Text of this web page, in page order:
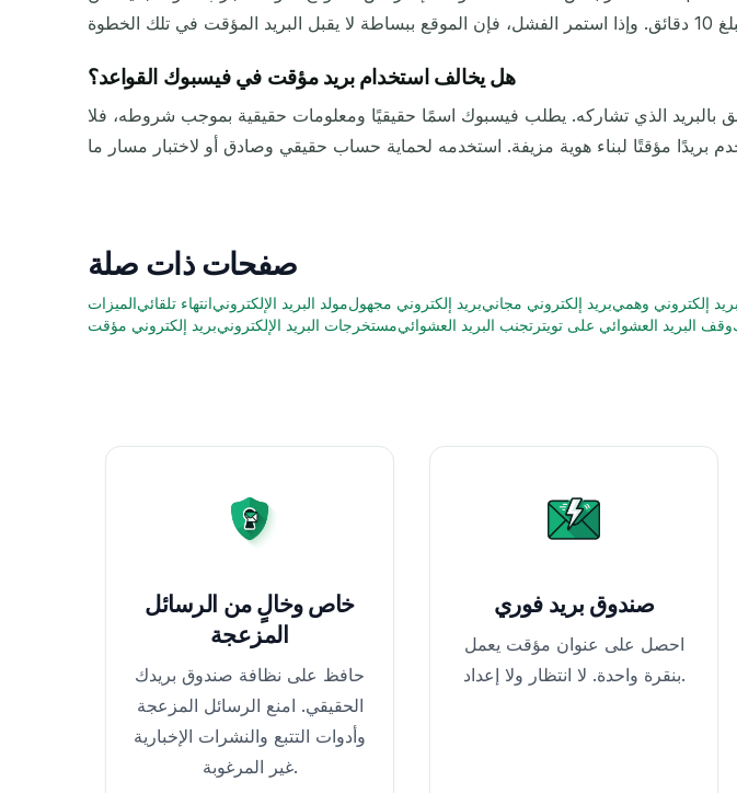
هل يخالف استخدام بريد مؤقت في فيسبوك القواعد؟
بالبريد الذي تشاركه. يطلب فيسبوك اسمًا حقيقيًا ومعلومات حقيقية بموجب شروطه، فلا
صفحات ذات صلة
الميزاتانتهاء تلقائيمولد البريد الإلكترونيبريد إلكتروني مجهولبريد إلكتروني مجانيبريد إلكتروني وهمي
بريد إلكتروني مؤقتمستخرجات البريد الإلكترونيتجنب البريد العشوائي وقف البريد العشوائي على تويتر
خاص وخالٍ من الرسائل
المزعجة
حافظ على نظافة صندوق بريدك
الحقيقي. امنع الرسائل المزعجة
وأدوات التتبع والنشرات الإخبارية
غير المرغوبة.
صندوق بريد فوري
احصل على عنوان مؤقت يعمل
بنقرة واحدة. لا انتظار ولا إعداد.